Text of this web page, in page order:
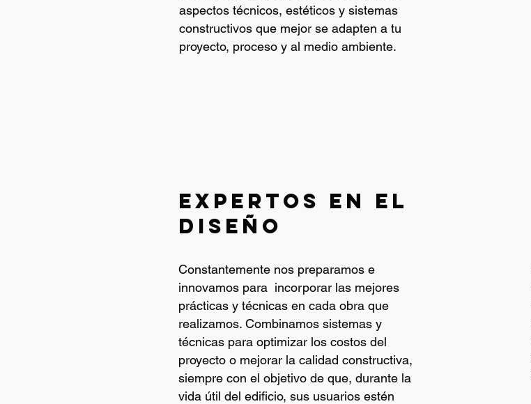
aspectos técnicos, estéticos y sistemas
constructivos que mejor se adapten a tu
proyecto, proceso y al medio ambiente.
expertos en el
diseño
Constantemente nos preparamos e
innovamos para incorporar las mejores
prácticas y técnicas en cada obra que
realizamos. Combinamos sistemas y
técnicas para optimizar los costos del
proyecto o mejorar la calidad constructiva,
siempre con el objetivo de que, durante la
vida útil del edificio, sus usuarios estén